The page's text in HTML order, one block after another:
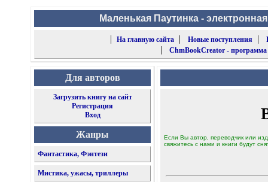
Маленькая Паутинка -
|
На главную сайта| Новые поступления |
| ChmBookCreator -
Для авторов
Загрузить книгу на сайт
Регистрация
Вход
Жанры
Фантастика, Фэнтези
Мистика, ужасы, триллеры
Если Вы автор, переводчик или
свяжитесь с нами и книги будут